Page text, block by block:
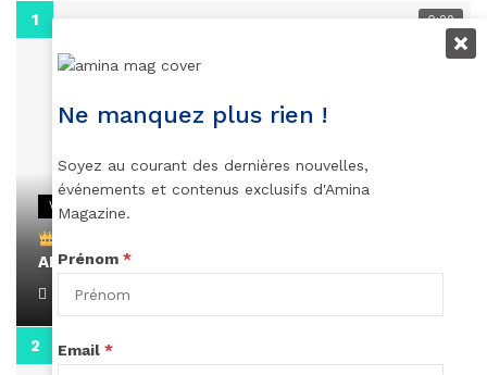
0:29
VIDEOS
AMINA, le Magazine de la Femme
April 1, 2022
Ne manquez plus rien !
Soyez au courant des dernières nouvelles,
événements et contenus exclusifs d'Amina
Magazine.
Prénom *
Email *